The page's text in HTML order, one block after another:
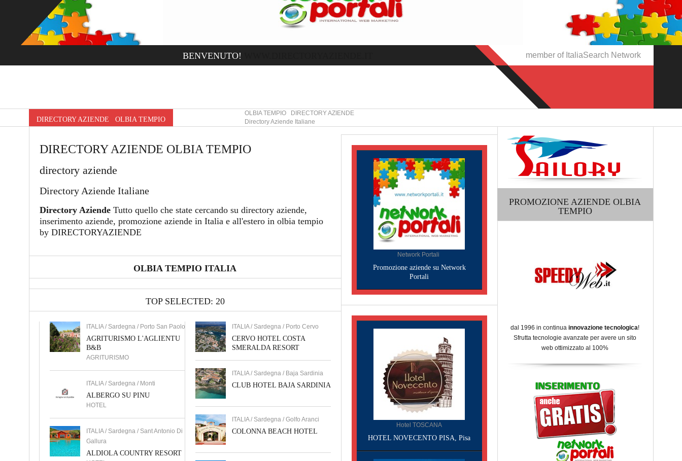
BENVENUTO! member of ItaliaSearch Network
DIRECTORY AZIENDE OLBIA TEMPIO
OLBIA TEMPIO DIRECTORY AZIENDE
Directory Aziende Italiane
DIRECTORY AZIENDE OLBIA TEMPIO
directory aziende
Directory Aziende Italiane
Directory AziendeTutto quello che state cercando su directory aziende,
inserimento aziende, promozione aziende in Italia e all'estero in olbia tempio
by DIRECTORYAZIENDE
OLBIA TEMPIO ITALIA
TOP SELECTED: 20
ITALIA / Sardegna / Porto San Paolo
AGRITURISMO L'AGLIENTU
B&B
AGRITURISMO
ITALIA / Sardegna / Monti
ALBERGO SU PINU
HOTEL
ITALIA / Sardegna / Sant Antonio Di
Gallura
ALDIOLA COUNTRY RESORT
ITALIA / Sardegna / Porto Cervo
CERVO HOTEL COSTA
SMERALDA RESORT
ITALIA / Sardegna / Baja Sardinia
CLUB HOTEL BAJA SARDINIA
ITALIA / Sardegna / Golfo Aranci
COLONNA BEACH HOTEL
Network Portali
Promozione aziende su Network
Portali
Hotel TOSCANA
HOTEL NOVECENTO PISA, Pisa
PROMOZIONE AZIENDE OLBIA
TEMPIO
dal 1996 in continua innovazione tecnologica!
Sfrutta tecnologie avanzate per avere un sito
web ottimizzato al 100%